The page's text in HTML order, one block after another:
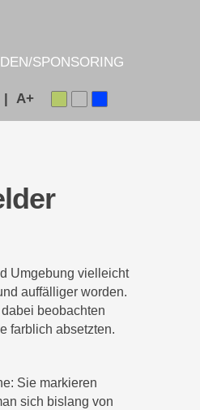
SPONSORING
A+
|
Umgebung vielleicht
auffälliger worden.
beobachten
farblich absetzten.
Sie markieren
sich bislang von